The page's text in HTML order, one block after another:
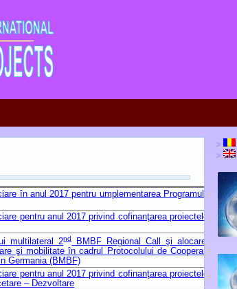
în anul 2017 pentru umplementarea Programului
pentru anul 2017 privind cofinanţarea proiectelor
multilateral 2ndBMBF Regional Call şi alocarea
şi mobilitate în cadrul Protocolului de Cooperare
Germania (BMBF)
pentru anul 2017 privind cofinanţarea proiectelor
– Dezvoltare